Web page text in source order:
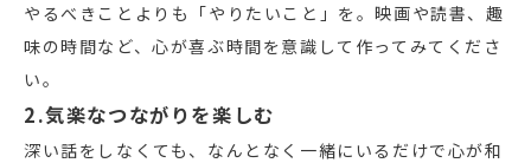
やるべきことよりも「やりたいこと」を。映画や読書、趣
味の時間など、心が喜ぶ時間を意識して作ってみてくださ
い。
2.気楽なつながりを楽しむ
深い話をしなくても、なんとなく一緒にいるだけで心が和